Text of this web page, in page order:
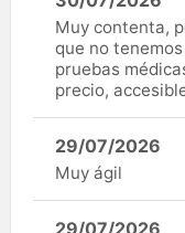
Muy contenta,
que no
pruebas
precio,
29/07/2026
Muy ágil